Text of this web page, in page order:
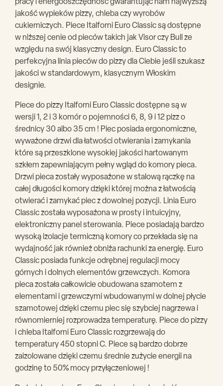
pracy i energooszczędność gwarantując nam najwyższą
jakość wypieków pizzy, chleba czy wyrobów
cukierniczych. Piece Italforni Euro Classic są dostępne
w niższej cenie od pieców takich jak Visor czy Bull ze
względu na swój klasyczny design. Euro Classic to
perfekcyjna linia pieców do pizzy dla Ciebie jeśli szukasz
jakości w standardowym, klasycznym Włoskim
designie.
Piece do pizzy Italforni Euro Classic dostępne są w
wersji 1, 2 i 3 komór o pojemności 6, 8, 9 i 12 pizz o
średnicy 30 albo 35 cm ! Piec posiada ergonomiczne,
wyważone drzwi dla łatwości otwierania i zamykania
które są przeszklone wysokiej jakości hartowanym
szkłem zapewniającym pełny wgląd do komory pieca.
Drzwi pieca zostały wyposażone w stalową rączkę na
całej długości komory dzięki której można z łatwością
otwierać i zamykać piec z dowolnej pozycji. Linia Euro
Classic została wyposażona w prosty i intuicyjny,
elektroniczny panel sterowania. Piece posiadają bardzo
wysoką izolacje termiczną komory co przekłada się na
wydajność jak również obniża rachunki za energię. Euro
Classic posiada funkcje odrębnej regulacji mocy
górnych i dolnych elementów grzewczych. Komora
pieca została całkowicie obudowana szamotem z
elementami i grzewczymi wbudowanymi w dolnej płycie
szamotowej dzięki czemu piec się szybciej nagrzewa i
równomierniej rozprowadza temperaturę. Piece do pizzy
i chleba Italforni Euro Classic rozgrzewają do
temperatury 450 stopni C. Piece są bardzo dobrze
zaizolowane dzięki czemu średnie zużycie energii na
godzinę to 50% mocy przyłączeniowej !